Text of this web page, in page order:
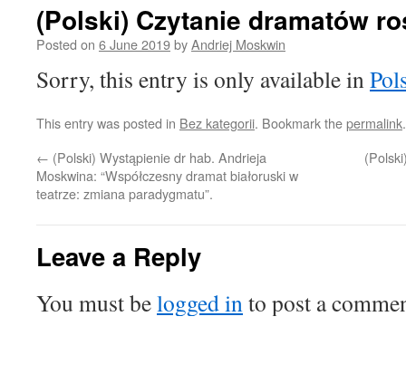
(Polski) Czytanie dramatów
Posted on 6 June 2019byAndriej Moskwin
Sorry, this entry is only available in
This entry was posted in Bez kategorii. Bookmark thepermalink.
← (Polski) Wystąpienie dr hab. Andrieja
Moskwina: “Współczesny dramat białoruski w
teatrze: zmiana paradygmatu”.
Leave a Reply
You must belogged into post a